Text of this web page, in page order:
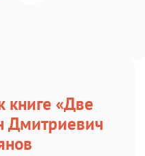
книге «Две
Дмитриевич